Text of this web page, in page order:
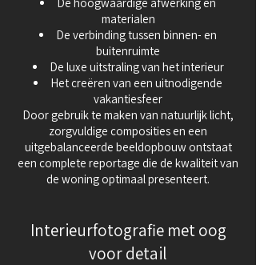
materialen
De verbinding tussen binnen- en
buitenruimte
De luxe uitstraling van het interieur
Het creëren van een uitnodigende
vakantiesfeer
Door gebruik te maken van natuurlijk licht,
zorgvuldige composities en een
uitgebalanceerde beeldopbouw ontstaat
een complete reportage die de kwaliteit van
de woning optimaal presenteert.
Interieurfotografie met oog
voor detail